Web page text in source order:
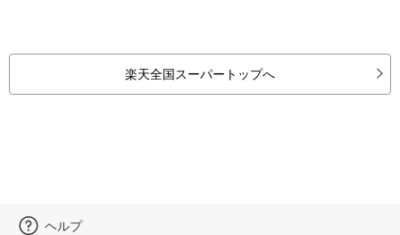
楽天全国スーパートップへ
ヘルプ